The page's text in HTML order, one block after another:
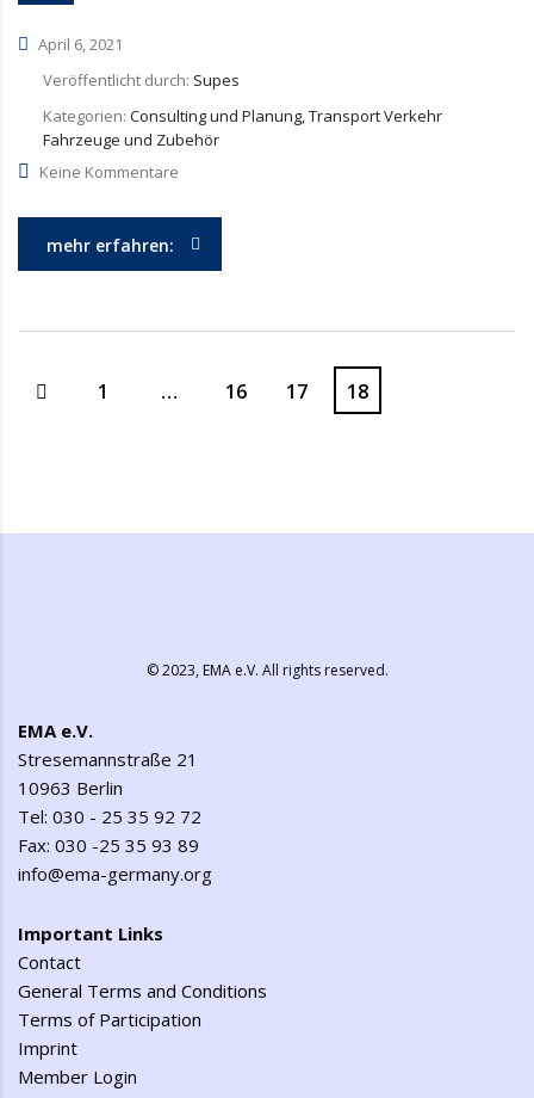
April 6, 2021
Veröffentlicht durch: Supes
Kategorien: Consulting und Planung, Transport Verkehr
Fahrzeuge und Zubehör
Keine Kommentare
mehr erfahren:
1 … 16 17 18
© 2023,EMA e.V. All rights reserved.
EMA e.V.
Stresemannstraße 21
10963 Berlin
Tel: 030 - 25 35 92 72
Fax: 030 -25 35 93 89
info@ema-germany.org
Important Links
Contact
General Terms and Conditions
Terms of Participation
Imprint
Member Login